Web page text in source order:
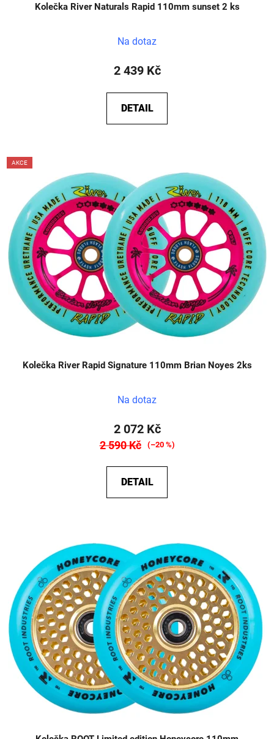
Kolečka River Naturals Rapid 110mm sunset 2 ks
hodnocení
produktu
5,0
z
Na dotaz
2 439 Kč
DETAIL
AKCE
Kolečka River Rapid Signature 110mm Brian Noyes 2ks
Na dotaz
2 072 Kč
2 590 Kč (–20 %)
DETAIL